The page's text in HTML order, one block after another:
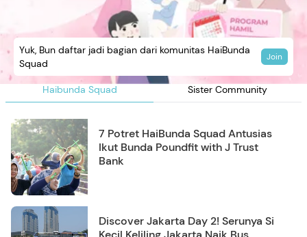
Haibunda Squad Sister Community
Yuk, Bun daftar jadi bagian dari komunitas HaiBunda
Squad
Join
7 Potret HaiBunda Squad Antusias
Ikut Bunda Poundfit with J Trust
Bank
Discover Jakarta Day 2! Serunya Si